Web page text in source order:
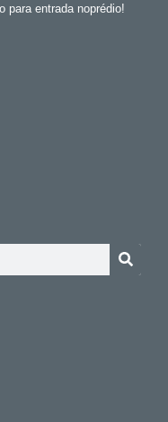
para entrada noprédio!